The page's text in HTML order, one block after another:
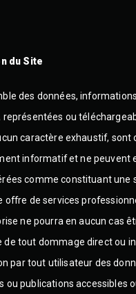
du Site
des données,
représentées ou
caractère exhaustif, sont
informatif et ne peuvent
comme constituant une
offre de services
ne pourra en aucun cas
de tout dommage direct ou
par tout utilisateur des
ou publications accessibles